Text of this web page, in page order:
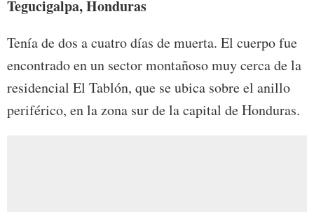
Tegucigalpa, Honduras
Tenía de dos a cuatro días de muerta. El cuerpo fue
encontrado en un sector montañoso muy cerca de la
residencial El Tablón, que se ubica sobre el anillo
periférico, en la zona sur de la capital de Honduras.